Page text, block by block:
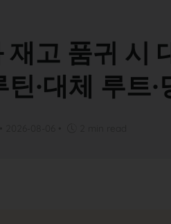
고 품귀 시
·대체 루트